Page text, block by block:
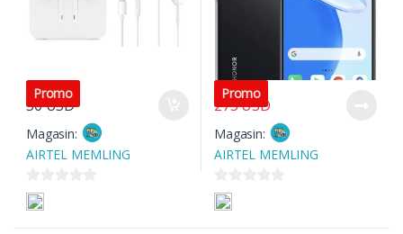
Promo
50USD
Magasin:
AIRTEL MEMLING
0
s
Promo
275USD
320USD
Magasin:
AIRTEL MEMLING
0
s